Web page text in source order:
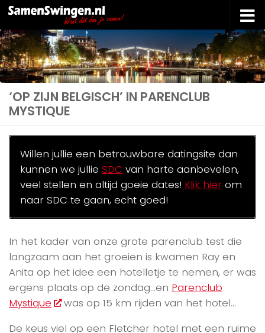
Doorgaan naar inhoud
‘OP ZIJN BELGISCH’ IN PARENCLUB
MYSTIQUE
Willen jullie een betrouwbare datingsite dan
kunnen we jullie SDC van harte aanbevelen,
veel stellen en altijd goeie dates! Klik hierom
naar SDC te gaan, echt goed!
In het kader van onze grote parenclub test die
langzaam aan het groeien is kwamen Ray en
Anita op het idee een hotelletje te nemen, er was
ergens plaats op de zondag…en Parenclub
Mystique
was op 15 km rijden van het hotel…
De keus viel op een Fletcher hotel met een ruime